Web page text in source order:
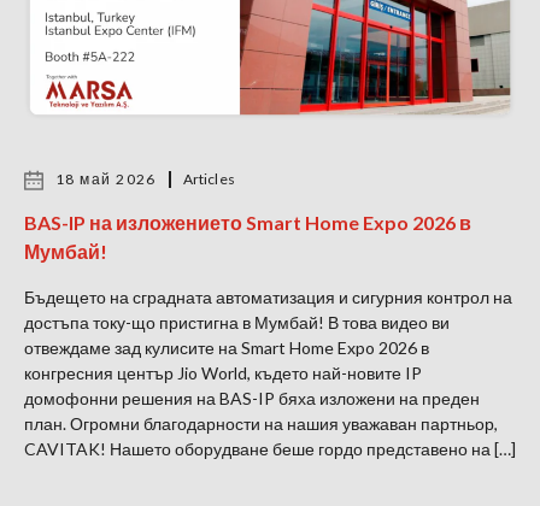
18 май 2026 Articles
BAS-IP на изложението Smart Home Expo 2026 в
Мумбай!
Бъдещето на сградната автоматизация и сигурния контрол на
достъпа току-що пристигна в Мумбай! В това видео ви
отвеждаме зад кулисите на Smart Home Expo 2026 в
конгресния център Jio World, където най-новите IP
домофонни решения на BAS-IP бяха изложени на преден
план. Огромни благодарности на нашия уважаван партньор,
CAVITAK! Нашето оборудване беше гордо представено на […]